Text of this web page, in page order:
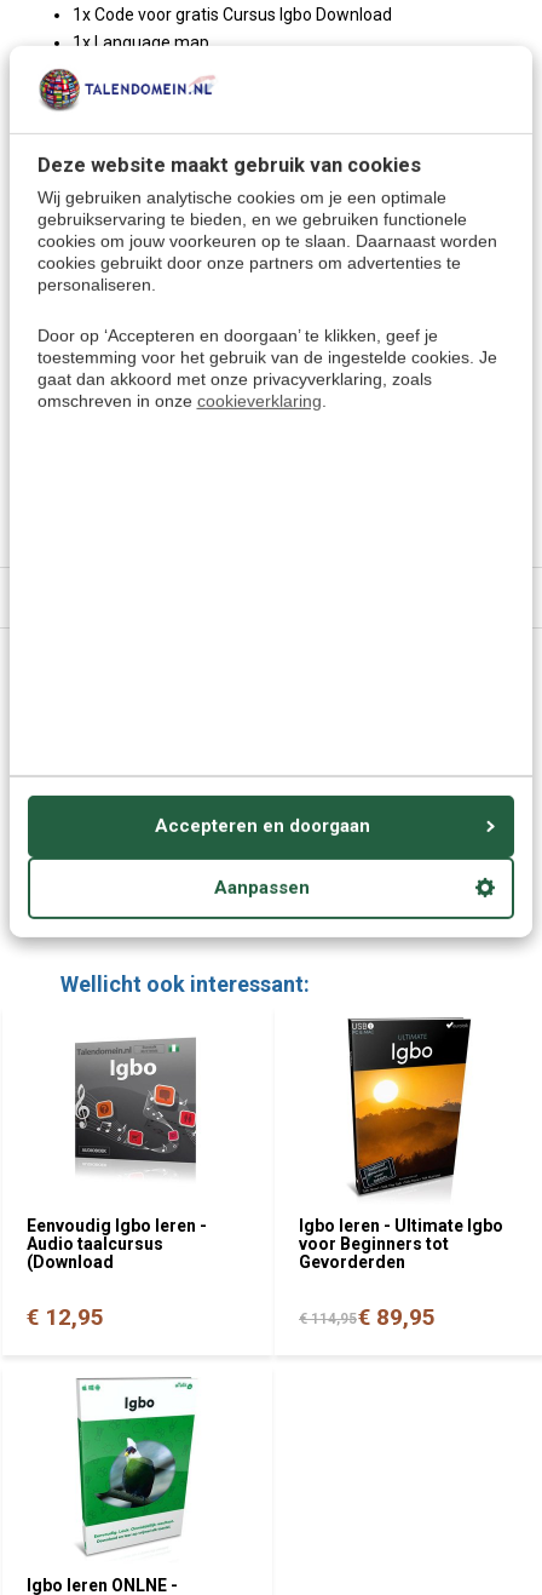
Deze website maakt gebruik van cookies
Wij gebruiken analytische cookies om je een optimale
gebruikservaring te bieden, en we gebruiken functionele
cookies om jouw voorkeuren op te slaan. Daarnaast worden
cookies gebruikt door onze partners om advertenties te
personaliseren.
Door op ‘Accepteren en doorgaan’ te klikken, geef je
toestemming voor het gebruik van de ingestelde cookies. Je
gaat dan akkoord met onze privacyverklaring, zoals
omschreven in onze cookieverklaring
Accepteren en doorgaan
Aanpassen
1x Code voor gratis Cursus Igbo Download
1x Language map
Over de Igbo taal:
De Igbo taal wordt gesproken in het zuidoosten van
Nigeriaen is de moedertaal van het Igbo-volk, een van de
grootste etnische groepen. Het is ook een regionale
minderheidstaal in Equatoriaal-Guinea.
Igbo.
Igbo is verwant aan deYoruba-taal.
Grotere aantallen
nodig?
Offerte aanvragen
Wellicht ook interessant:
Eenvoudig Igbo leren -
Audio taalcursus
(Download
€ 12,95
Igbo leren - Ultimate Igbo
voor Beginners tot
Gevorderden
€ 114,95€ 89,95
Igbo leren ONLNE -